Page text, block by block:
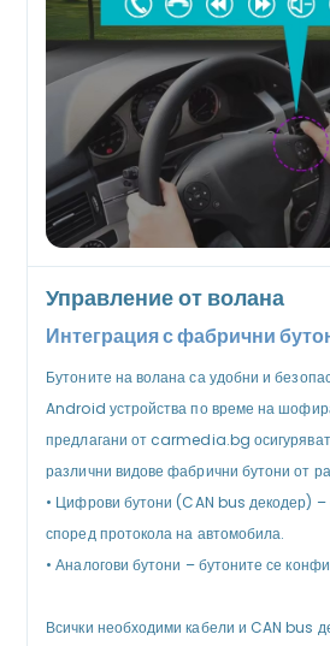
Управление от волана
Интеграция с фабрични
Бутоните на волана са удобни и
Android устройства по време на
предлагани от carmedia.bg
различни видове фабрични бутони от
• Цифрови бутони (CAN bus декодер) –
според протокола на автомобила.
• Аналогови бутони – бутоните се
Всички необходими кабели и CAN bus